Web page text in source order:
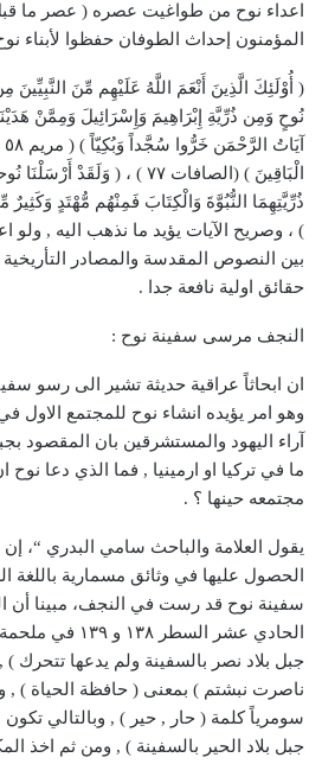
اعداء نوح من طواغيت عصره ( عصر ما
المؤمنون إحداث الطوفان حفظوا لأبناء
( أُوْلَئِكَ الَّذِينَ أَنْعَمَ اللَّهُ عَلَيْهِم مِّنَ
نُوحٍ وَمِن ذُرِّيَّةِ إِبْرَاهِيمَ وَإِسْرَائِيلَ وَمِمَّنْ هَدَيْنَا
الْبَاقِينَ ) (الصافات ٧٧ ) ، (
) ، وصريح الآيات يؤيد ما نذهب اليه , ولو
بين النصوص المقدسة والمصادر التأريخية
حقائق اولية نافعة جدا .
النجف مرسى سفينة نوح :
ان ابحاثاً عراقية حديثة تشير الى رسو
وهو امر يؤيده انشاء نوح للمجتمع الاول
آراء اليهود والمستشرقين بان المقصود
ما في تركيا او ارمينيا , فما الذي دعا نوح
مجتمعه حينها ؟ .
يقول العلامة والباحث سامي البدري “،
الحصول عليها في وثائق مسمارية باللغة
سفينة نوح قد رست في النجف، مبينا أن
الحادي عشر
جبل بلاد نصر بالسفينة ولم يدعها تتحرك
ناصرت نبشتم ) بمعنى ( حافظة الحياة ) ,
سومرياً كلمة ( حار , حير ) , وبالتالي
جبل بلاد الحير بالسفينة ) , ومن ثم اخذ